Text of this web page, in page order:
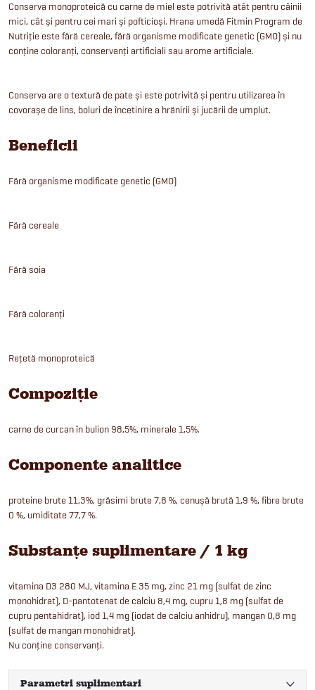
Conserva monoproteică cu carne de miel este potrivită atât pentru câinii
mici, cât și pentru cei mari și pofticioși. Hrana umedă Fitmin Program de
Nutriție este fără cereale, fără organisme modificate genetic (GMO) și nu
conține coloranți, conservanți artificiali sau arome artificiale.
Conserva are o textură de pate și este potrivită și pentru utilizarea în
covorașe de lins, boluri de încetinire a hrănirii și jucării de umplut.
Beneficii
Fără organisme modificate genetic (GMO)
Fără cereale
Fără soia
Fără coloranți
Rețetă monoproteică
Compoziție
carne de curcan în bulion 98,5%, minerale 1,5%.
Componente analitice
proteine brute 11,3%, grăsimi brute 7,8 %, cenușă brută 1,9 %, fibre brute
0 %, umiditate 77,7 %.
Substanțe suplimentare / 1 kg
vitamina D3 280 MJ, vitamina E 35 mg, zinc 21 mg (sulfat de zinc
monohidrat), D-pantotenat de calciu 8,4 mg, cupru 1,8 mg (sulfat de
cupru pentahidrat), iod 1,4 mg (iodat de calciu anhidru), mangan 0,8 mg
(sulfat de mangan monohidrat).
Nu conține conservanți.
Parametri suplimentari